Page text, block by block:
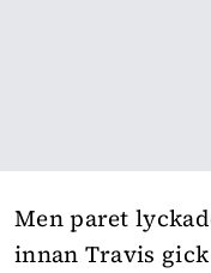
Men paret
innan Travis